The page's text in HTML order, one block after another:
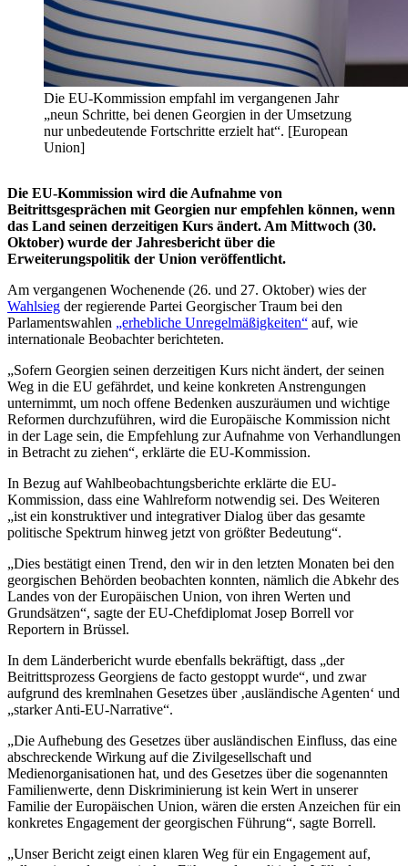
Die EU-Kommission empfahl im vergangenen Jahr
„neun Schritte, bei denen Georgien in der Umsetzung
nur unbedeutende Fortschritte erzielt hat“. [European
Union]
Die EU-Kommission wird die Aufnahme von
Beitrittsgesprächen mit Georgien nur empfehlen können, wenn
das Land seinen derzeitigen Kurs ändert. Am Mittwoch (30.
Oktober) wurde der Jahresbericht über die
Erweiterungspolitik der Union veröffentlicht.
Am vergangenen Wochenende (26. und 27. Oktober) wies der
Wahlsieg der regierende Partei Georgischer Traum bei den
Parlamentswahlen „erhebliche Unregelmäßigkeiten“ auf, wie
internationale Beobachter berichteten.
„Sofern Georgien seinen derzeitigen Kurs nicht ändert, der seinen
Weg in die EU gefährdet, und keine konkreten Anstrengungen
unternimmt, um noch offene Bedenken auszuräumen und wichtige
Reformen durchzuführen, wird die Europäische Kommission nicht
in der Lage sein, die Empfehlung zur Aufnahme von Verhandlungen
in Betracht zu ziehen“, erklärte die EU-Kommission.
In Bezug auf Wahlbeobachtungsberichte erklärte die EU-
Kommission, dass eine Wahlreform notwendig sei. Des Weiteren
„ist ein konstruktiver und integrativer Dialog über das gesamte
politische Spektrum hinweg jetzt von größter Bedeutung“.
„Dies bestätigt einen Trend, den wir in den letzten Monaten bei den
georgischen Behörden beobachten konnten, nämlich die Abkehr des
Landes von der Europäischen Union, von ihren Werten und
Grundsätzen“, sagte der EU-Chefdiplomat Josep Borrell vor
Reportern in Brüssel.
In dem Länderbericht wurde ebenfalls bekräftigt, dass „der
Beitrittsprozess Georgiens de facto gestoppt wurde“, und zwar
aufgrund des kremlnahen Gesetzes über ‚ausländische Agenten‘ und
„starker Anti-EU-Narrative“.
„Die Aufhebung des Gesetzes über ausländischen Einfluss, das eine
abschreckende Wirkung auf die Zivilgesellschaft und
Medienorganisationen hat, und des Gesetzes über die sogenannten
Familienwerte, denn Diskriminierung ist kein Wert in unserer
Familie der Europäischen Union, wären die ersten Anzeichen für ein
konkretes Engagement der georgischen Führung“, sagte Borrell.
„Unser Bericht zeigt einen klaren Weg für ein Engagement auf,